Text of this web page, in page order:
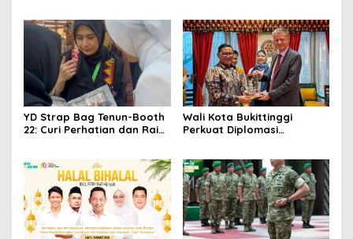
Nusantara Kian Digemari
YD Strap Bag Tenun-Booth
22: Curi Perhatian dan Raih
dengan Citra Nan Anggun
Wali Kota Bukittinggi
Perkuat Diplomasi
Sukseskan 100 Tahun Jam
Gadang